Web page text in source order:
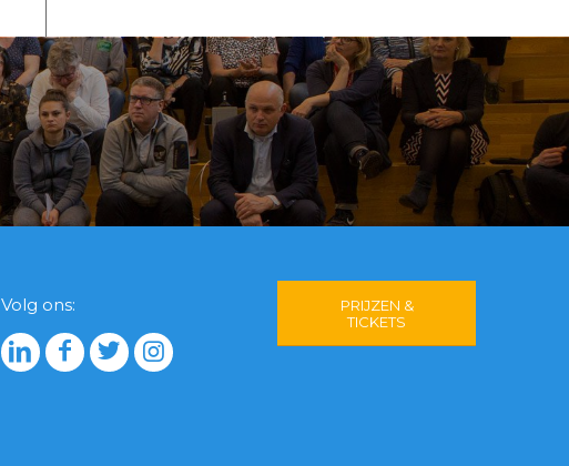
Volg ons:
PRIJZEN &
TICKETS